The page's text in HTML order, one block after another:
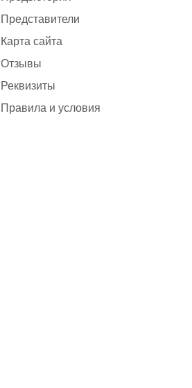
Представители
Карта сайта
Отзывы
Реквизиты
Правила и условия